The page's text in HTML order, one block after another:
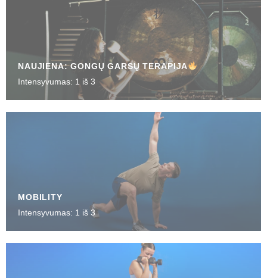
NAUJIENA: GONGŲ GARSŲ TERAPIJA
Intensyvumas: 1 iš 3
MOBILITY
Intensyvumas: 1 iš 3